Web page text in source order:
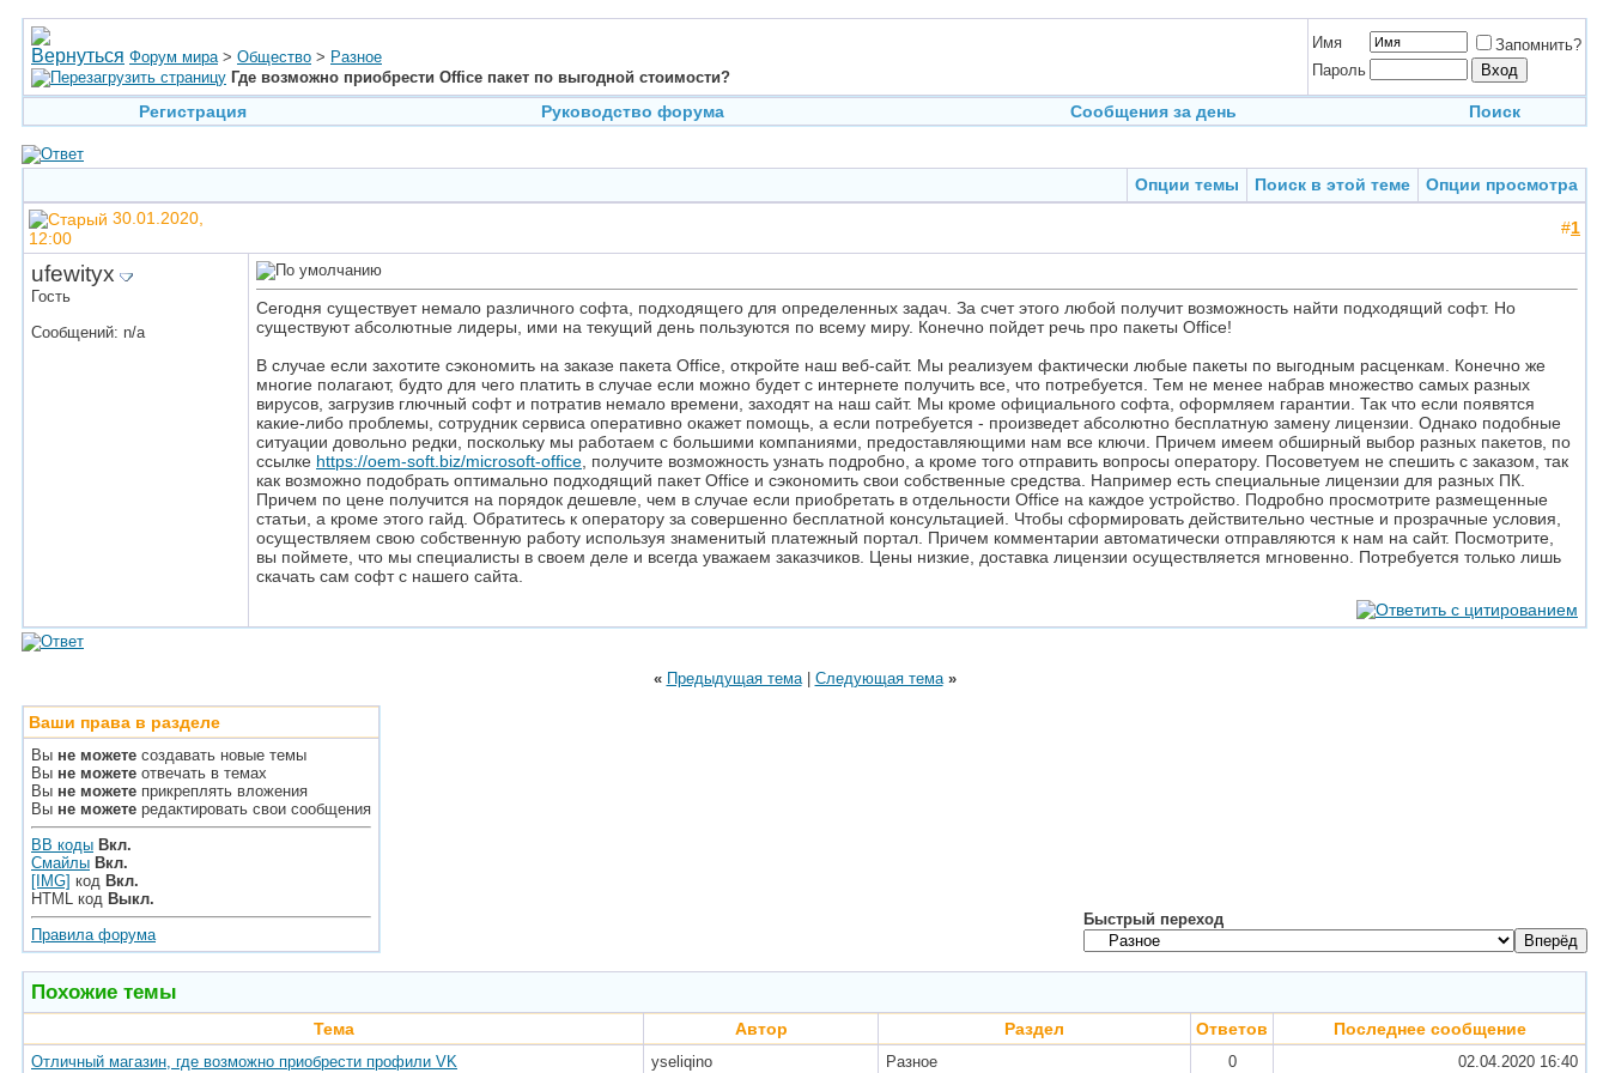
Форум мира > Общество > Разное
Где возможно приобрести Office пакет по выгодной стоимости?
Имя
Запомнить?
Пароль
Регистрация Руководство форума Сообщения за день Поиск
Опции темы Поиск в этой теме
Опции просмотра
30.01.2020,
12:00
#1
ufewityx
Гость
Сообщений: n/a
Сегодня существует немало различного софта, подходящего для определенных задач. За счет этого любой получит возможность найти подходящий софт. Но
существуют абсолютные лидеры, ими на текущий день пользуются по всему миру. Конечно пойдет речь про пакеты Office!
В случае если захотите сэкономить на заказе пакета Office, откройте наш веб-сайт. Мы реализуем фактически любые пакеты по выгодным расценкам. Конечно же
многие полагают, будто для чего платить в случае если можно будет с интернете получить все, что потребуется. Тем не менее набрав множество самых разных
вирусов, загрузив глючный софт и потратив немало времени, заходят на наш сайт. Мы кроме официального софта, оформляем гарантии. Так что если появятся
какие-либо проблемы, сотрудник сервиса оперативно окажет помощь, а если потребуется - произведет абсолютно бесплатную замену лицензии. Однако подобные
ситуации довольно редки, поскольку мы работаем с большими компаниями, предоставляющими нам все ключи. Причем имеем обширный выбор разных пакетов, по
ссылке https://oem-soft.biz/microsoft-office , получите возможность узнать подробно, а кроме того отправить вопросы оператору. Посоветуем не спешить с заказом, так
как возможно подобрать оптимально подходящий пакет Office и сэкономить свои собственные средства. Например есть специальные лицензии для разных ПК.
Причем по цене получится на порядок дешевле, чем в случае если приобретать в отдельности Office на каждое устройство. Подробно просмотрите размещенные
статьи, а кроме этого гайд. Обратитесь к оператору за совершенно бесплатной консультацией. Чтобы сформировать действительно честные и прозрачные условия,
осуществляем свою собственную работу используя знаменитый платежный портал. Причем комментарии автоматически отправляются к нам на сайт. Посмотрите,
вы поймете, что мы специалисты в своем деле и всегда уважаем заказчиков. Цены низкие, доставка лицензии осуществляется мгновенно. Потребуется только лишь
скачать сам софт с нашего сайта.
« Предыдущая тема| Следующая тема »
Ваши права в разделе
Вы не можете создавать новые темы
Вы не можете отвечать в темах
Вы не можете прикреплять вложения
Вы не можете редактировать свои сообщения
BB коды Вкл.
Смайлы Вкл.
[IMG] код Вкл.
HTML код Выкл.
Правила форума
Быстрый переход
Похожие темы
Тема Автор Раздел Ответов Последнее сообщение
Отличный магазин, где возможно приобрести профили VK yseliqino Разное 0 02.04.2020 16:40